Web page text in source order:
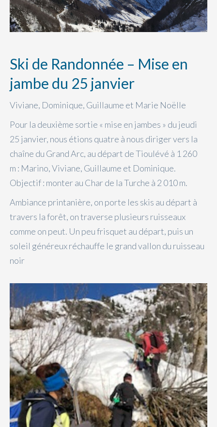
Ski de Randonnée – Mise en
jambe du 25 janvier
Viviane, Dominique, Guillaume et Marie Noëlle
Pour la deuxième sortie « mise en jambes » du jeudi
25 janvier, nous étions quatre à nous diriger vers la
chaîne du Grand Arc, au départ de Tioulévé à 1 260
m : Marino, Viviane, Guillaume et Dominique.
Objectif : monter au Char de la Turche à 2 010 m.
Ambiance printanière, on porte les skis au départ à
travers la forêt, on traverse plusieurs ruisseaux
comme on peut. Un peu frisquet au départ, puis un
soleil généreux réchauffe le grand vallon du ruisseau
noir